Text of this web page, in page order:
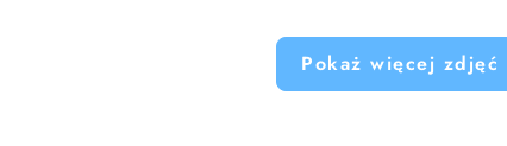
Pokaż więcej zdjęć